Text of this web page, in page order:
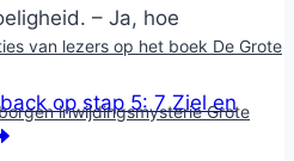
van lezers op het boek De Grote
inwijdingsmysterie Grote
– Ja, hoe
op stap 5: 7 Ziel en